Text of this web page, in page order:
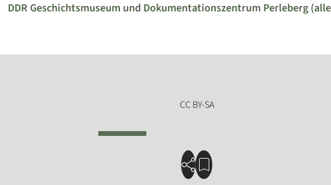
DDR Geschichtsmuseum und Dokumentationszentrum Perleberg